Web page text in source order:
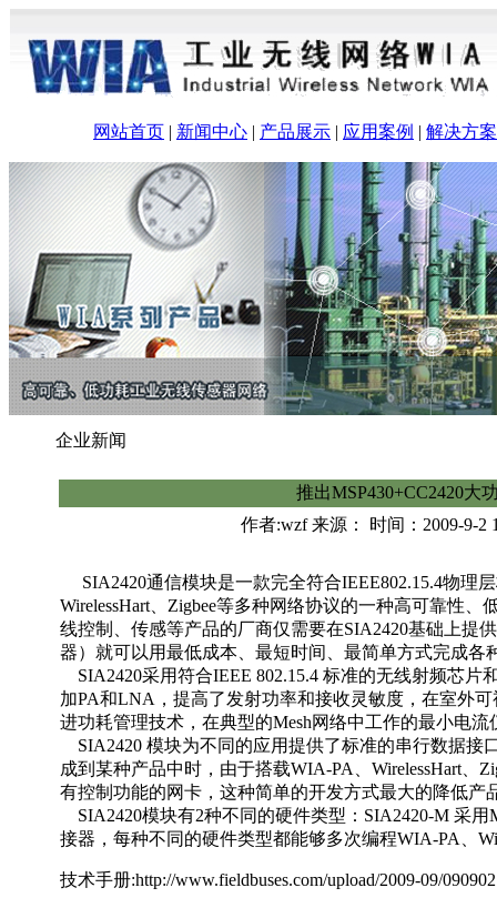
网站首页 | 新闻中心 | 产品展示 | 应用案例 | 解决方案
企业新闻
推出MSP430+CC2420大
作者:wzf 来源： 时间：2009-9-2
SIA2420通信模块是一款完全符合IEEE802.15.4物理
WirelessHart、Zigbee等多种网络协议的一种高可靠性
线控制、传感等产品的厂商仅需要在SIA2420基础上提
器）就可以用最低成本、最短时间、最简单方式完成各
SIA2420采用符合IEEE 802.15.4 标准的无线射频芯片
加PA和LNA，提高了发射功率和接收灵敏度，在室外
进功耗管理技术，在典型的Mesh网络中工作的最小电流
SIA2420 模块为不同的应用提供了标准的串行数据接
成到某种产品中时，由于搭载WIA-PA、WirelessHart、
有控制功能的网卡，这种简单的开发方式最大的降低产
SIA2420模块有2种不同的硬件类型：SIA2420-M 采
接器，每种不同的硬件类型都能够多次编程WIA-PA、
技术手册:http://www.fieldbuses.com/upload/2009-09/